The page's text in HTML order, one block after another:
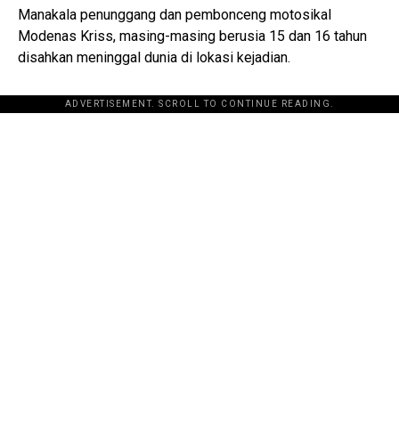
Manakala penunggang dan pembonceng motosikal
Modenas Kriss, masing-masing berusia 15 dan 16 tahun
disahkan meninggal dunia di lokasi kejadian.
ADVERTISEMENT. SCROLL TO CONTINUE READING.